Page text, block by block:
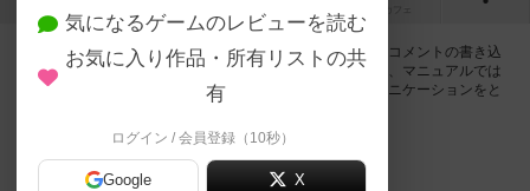
ログインするとビッグコイン作戦に関する掲示板の作成やコメントの書き込
みが出来るようになります。ルールの疑問やエラッタ情報、マニュアルでは
判断し辛い曖昧な表記等について会員同士で自由にコミュニケーションをと
ログイン/無料会員登録
気になるゲームのレビューを読む
お気に入り作品・所有リストの共
有
ログイン / 会員登録（10秒）
Google X